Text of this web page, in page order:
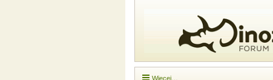
Więcej…